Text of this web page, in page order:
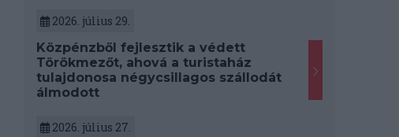
2026. július 29.
Közpénzből fejlesztik a védett
Törökmezőt, ahová a turistaház
tulajdonosa négycsillagos szállodát
álmodott
2026. július 27.